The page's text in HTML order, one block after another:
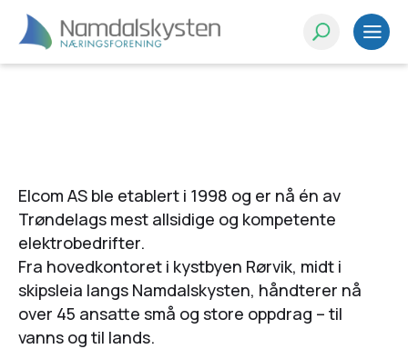
Elcom AS ble etablert i 1998 og er nå én av
Trøndelags mest allsidige og kompetente
elektrobedrifter.
Fra hovedkontoret i kystbyen Rørvik, midt i
skipsleia langs Namdalskysten, håndterer nå
over 45 ansatte små og store oppdrag – til
vanns og til lands.